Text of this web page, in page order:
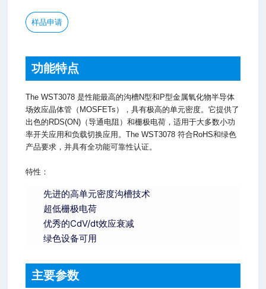
样品申请
功能特点
The WST3078 是性能最高的沟槽N型和P型金属氧化物半导体
场效应晶体管（MOSFETs），具有极高的单元密度。它提供了
出色的RDS(ON)（导通电阻）和栅极电荷，适用于大多数小功
率开关应用和负载切换应用。The WST3078 符合RoHS和绿色
产品要求，并具有全功能可靠性认证。
特性：
先进的高单元密度沟槽技术
超低栅极电荷
优秀的CdV/dt效应衰减
绿色设备可用
主要参数